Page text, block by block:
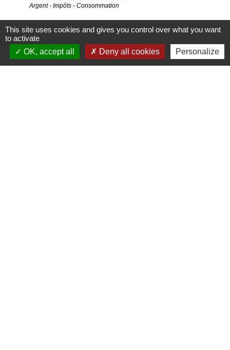
Argent - Impôts - Consommation
Signaler une erreur sur cette page
This site uses cookies and gives you control over what you want
to activate
OK, accept all
Deny all cookies Personalize